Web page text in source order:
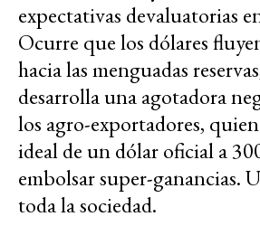
expectativas devaluatorias
Ocurre que los dólares
hacia las menguadas
desarrolla una agotadora
los agro-exportadores,
ideal de un dólar oficial a
embolsar super-ganancias.
toda la sociedad.